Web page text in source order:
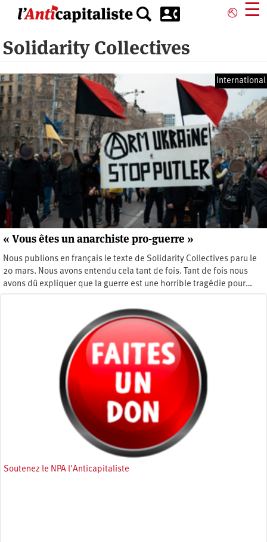
principal
⎋ ☰
Solidarity Collectives
International
« Vous êtes un anarchiste pro-guerre »
Nous publions en français le texte de Solidarity Collectives paru le
20 mars. Nous avons entendu cela tant de fois. Tant de fois nous
avons dû expliquer que la guerre est une horrible tragédie pour…
Soutenez le NPA l'Anticapitaliste